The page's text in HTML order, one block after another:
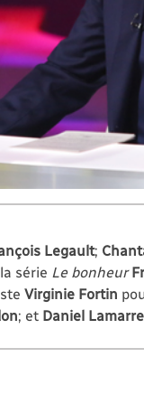
Legault;
série Le bonheur
Virginie Fortin
; et Daniel Lamarre